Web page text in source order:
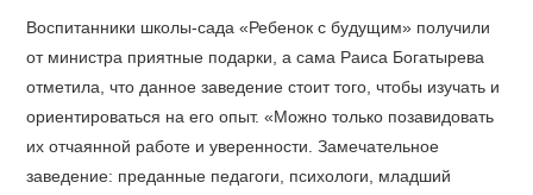
Воспитанники школы-сада «Ребенок с будущим» получили
от министра приятные подарки, а сама Раиса Богатырева
отметила, что данное заведение стоит того, чтобы изучать и
ориентироваться на его опыт. «Можно только позавидовать
их отчаянной работе и уверенности. Замечательное
заведение: преданные педагоги, психологи, младший